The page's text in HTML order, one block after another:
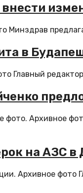
Минздрав
в
Главный
фото. Архивное
на АЗС
Архивное фото